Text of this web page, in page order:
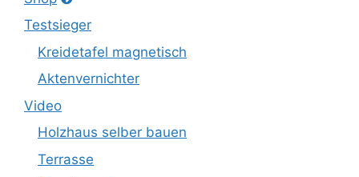
Testsieger
Kreidetafel magnetisch
Aktenvernichter
Video
Holzhaus selber bauen
Terrasse